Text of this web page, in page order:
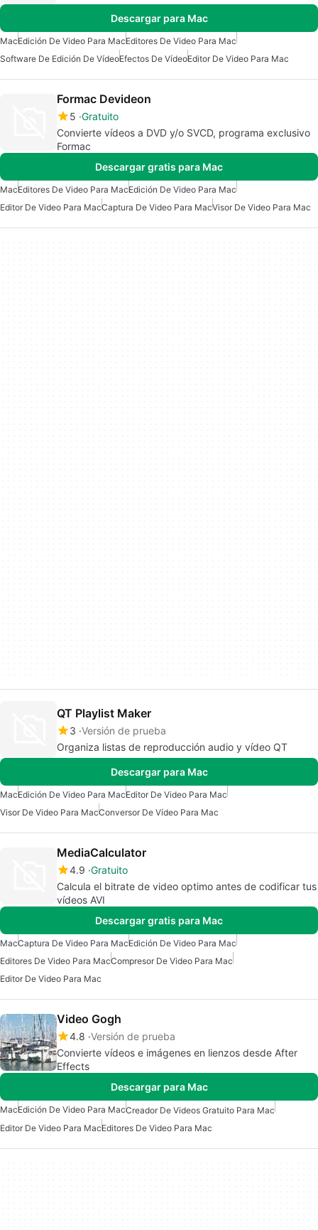
Descargar para Mac
MacEdición De Video Para MacEditores De Video Para Mac
Software De Edición De VídeoEfectos De VídeoEditor De Video Para Mac
Formac Devideon
5 Gratuito
Convierte vídeos a DVD y/o SVCD, programa exclusivo
Formac
Descargar gratis para Mac
MacEditores De Video Para MacEdición De Video Para Mac
Editor De Video Para MacCaptura De Video Para MacVisor De Video Para Mac
QT Playlist Maker
3 Versión de prueba
Organiza listas de reproducción audio y vídeo QT
Descargar para Mac
MacEdición De Video Para MacEditor De Video Para Mac
Visor De Video Para MacConversor De Vídeo Para Mac
MediaCalculator
4.9 Gratuito
Calcula el bitrate de video optimo antes de codificar tus
vídeos AVI
Descargar gratis para Mac
MacCaptura De Video Para MacEdición De Video Para Mac
Editores De Video Para MacCompresor De Video Para Mac
Editor De Video Para Mac
Video Gogh
4.8 Versión de prueba
Convierte vídeos e imágenes en lienzos desde After
Effects
Descargar para Mac
MacEdición De Video Para MacCreador De Videos Gratuito Para Mac
Editor De Video Para MacEditores De Video Para Mac